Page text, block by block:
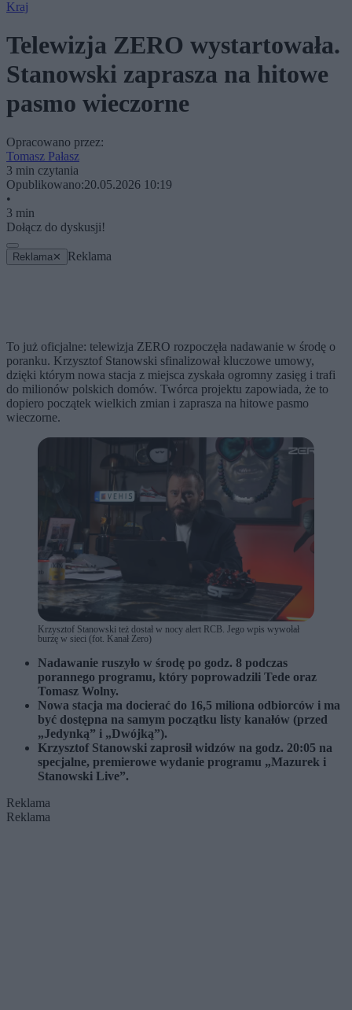
Kraj
Telewizja ZERO wystartowała.
Stanowski zaprasza na hitowe
pasmo wieczorne
Opracowano przez:
Tomasz Pałasz
3 min czytania
Opublikowano:20.05.2026 10:19
•
3 min
Dołącz do dyskusji!
Reklama ✕ Reklama
To już oficjalne: telewizja ZERO rozpoczęła nadawanie w środę o
poranku. Krzysztof Stanowski sfinalizował kluczowe umowy,
dzięki którym nowa stacja z miejsca zyskała ogromny zasięg i trafi
do milionów polskich domów. Twórca projektu zapowiada, że to
dopiero początek wielkich zmian i zaprasza na hitowe pasmo
wieczorne.
Krzysztof Stanowski też dostał w nocy alert RCB. Jego wpis wywołał
burzę w sieci (fot. Kanał Zero)
Nadawanie ruszyło w środę po godz. 8 podczas
porannego programu, który poprowadzili Tede oraz
Tomasz Wolny.
Nowa stacja ma docierać do 16,5 miliona odbiorców i ma
być dostępna na samym początku listy kanałów (przed
„Jedynką” i „Dwójką”).
Krzysztof Stanowski zaprosił widzów na godz. 20:05 na
specjalne, premierowe wydanie programu „Mazurek i
Stanowski Live”.
Reklama
Reklama